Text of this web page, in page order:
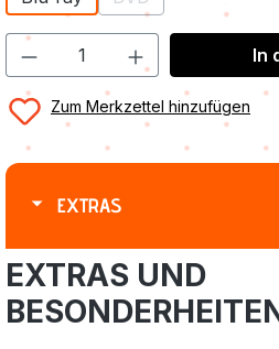
(Diese Option ist
In
Zum Merkzettel hinzufügen
EXTRAS
EXTRAS UND